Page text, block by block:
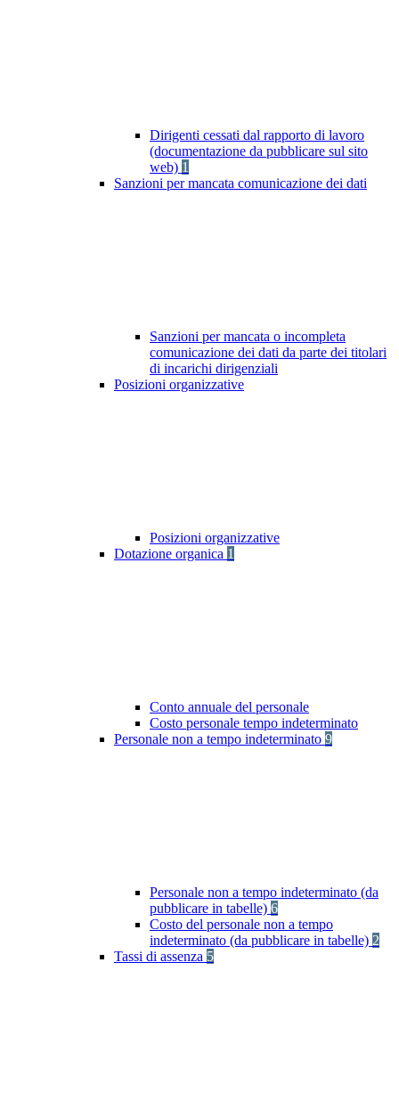
Dirigenti cessati dal rapporto di lavoro
(documentazione da pubblicare sul sito
web) 1
Sanzioni per mancata comunicazione dei dati
Sanzioni per mancata o incompleta
comunicazione dei dati da parte dei titolari
di incarichi dirigenziali
Posizioni organizzative
Posizioni organizzative
Dotazione organica 1
Conto annuale del personale
Costo personale tempo indeterminato
Personale non a tempo indeterminato 9
Personale non a tempo indeterminato (da
pubblicare in tabelle) 6
Costo del personale non a tempo
indeterminato (da pubblicare in tabelle) 2
Tassi di assenza 5